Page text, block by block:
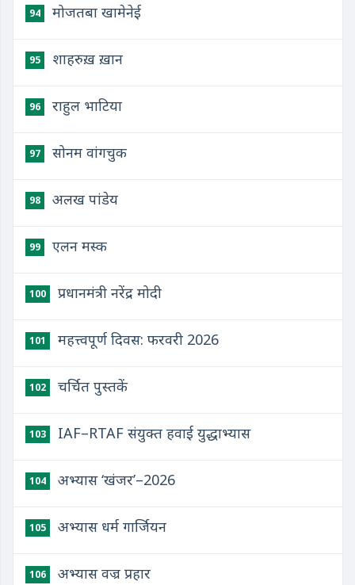
94 मोजतबा खामेनेई
95 शाहरुख़ ख़ान
96 राहुल भाटिया
97 सोनम वांगचुक
98 अलख पांडेय
99 एलन मस्क
100 प्रधानमंत्री नरेंद्र मोदी
101 महत्त्वपूर्ण दिवस: फरवरी 2026
102 चर्चित पुस्तकें
103 IAF–RTAF संयुक्त हवाई युद्धाभ्यास
104 अभ्यास ‘खंजर’–2026
105 अभ्यास धर्म गार्जियन
106 अभ्यास वज्र प्रहार